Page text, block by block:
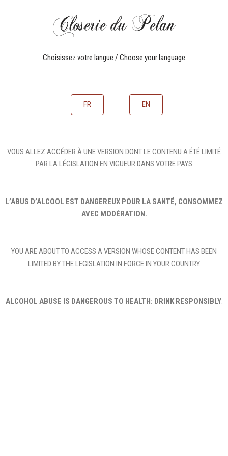
Closerie du Pelan
Choisissez votre langue / Choose your language
FR EN
VOUS ALLEZ ACCÉDER À UNE VERSION DONT LE CONTENU A ÉTÉ LIMITÉ
PAR LA LÉGISLATION EN VIGUEUR DANS VOTRE PAYS
L’ABUS D’ALCOOL EST DANGEREUX POUR LA SANTÉ, CONSOMMEZ
AVEC MODÉRATION.
YOU ARE ABOUT TO ACCESS A VERSION WHOSE CONTENT HAS BEEN
LIMITED BY THE LEGISLATION IN FORCE IN YOUR COUNTRY.
ALCOHOL ABUSE IS DANGEROUS TO HEALTH: DRINK RESPONSIBLY.